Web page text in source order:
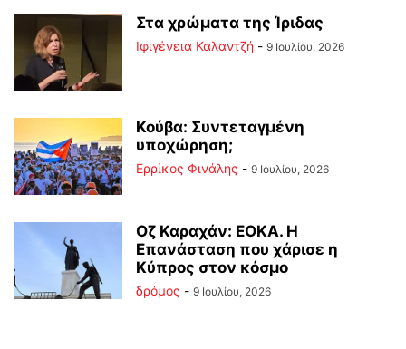
Στα χρώματα της Ίριδας
Ιφιγένεια Καλαντζή - 9 Ιουλίου, 2026
Κούβα: Συντεταγμένη
υποχώρηση;
Ερρίκος Φινάλης - 9 Ιουλίου, 2026
Οζ Καραχάν: ΕΟΚΑ. Η
Επανάσταση που χάρισε η
Κύπρος στον κόσμο
δρόμος - 9 Ιουλίου, 2026